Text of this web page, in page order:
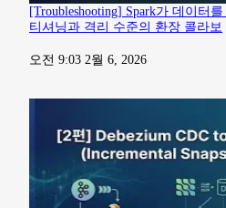
[Troubleshooting] Spark가 데이터
티셔닝과 격리 수준의 환장 콜라보
일자
오전 9:03 2월 6, 2026